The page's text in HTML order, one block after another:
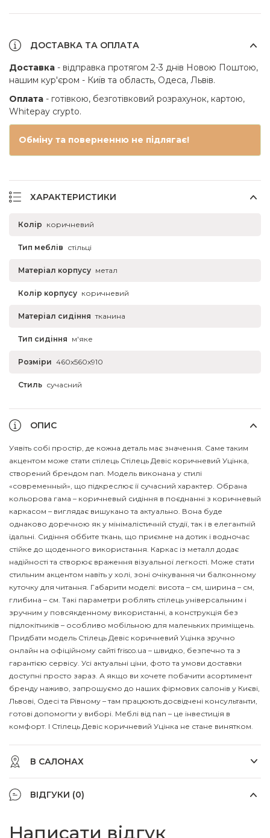
ДОСТАВКА ТА ОПЛАТА
Доставка - відправка протягом 2-3 днів Новою Поштою,
нашим кур'єром - Київ та область, Одеса, Львів.
Оплата - готівкою, безготівковий розрахунок, картою,
Whitepay crypto.
Обміну та поверненню не підлягає!
ХАРАКТЕРИСТИКИ
Колір коричневий
Тип меблів стільці
Матеріал корпусу метал
Колір корпусу коричневий
Матеріал сидіння тканина
Тип сидіння м'яке
Розміри 460x560x910
Стиль сучасний
ОПИС
Уявіть собі простір, де кожна деталь має значення. Саме таким
акцентом може стати стілець Стілець Девіс коричневий Уцінка,
створений брендом nan. Модель виконана у стилі
«современный», що підкреслює її сучасний характер. Обрана
кольорова гама – коричневый сидіння в поєднанні з коричневый
каркасом – виглядає вишукано та актуально. Вона буде
однаково доречною як у мінімалістичній студії, так і в елегантній
їдальні. Сидіння оббите ткань, що приємне на дотик і водночас
стійке до щоденного використання. Каркас із металл додає
надійності та створює враження візуальної легкості. Може стати
стильним акцентом навіть у холі, зоні очікування чи балконному
куточку для читання. Габарити моделі: висота – см, ширина – см,
глибина – см. Такі параметри роблять стілець універсальним і
зручним у повсякденному використанні, а конструкція без
підлокітників – особливо мобільною для маленьких приміщень.
Придбати модель Стілець Девіс коричневий Уцінка зручно
онлайн на офіційному сайті frisco.ua – швидко, безпечно та з
гарантією сервісу. Усі актуальні ціни, фото та умови доставки
доступні просто зараз. А якщо ви хочете побачити асортимент
бренду наживо, запрошуємо до наших фірмових салонів у Києві,
Львові, Одесі та Рівному – там працюють досвідчені консультанти,
готові допомогти у виборі. Меблі від nan – це інвестиція в
комфорт. І Стілець Девіс коричневий Уцінка не стане винятком.
В САЛОНАХ
ВІДГУКИ (0)
Написати відгук